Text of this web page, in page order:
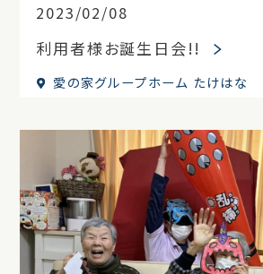
2023/02/08
利用者様お誕生日会!!
愛の家グループホーム たけはな